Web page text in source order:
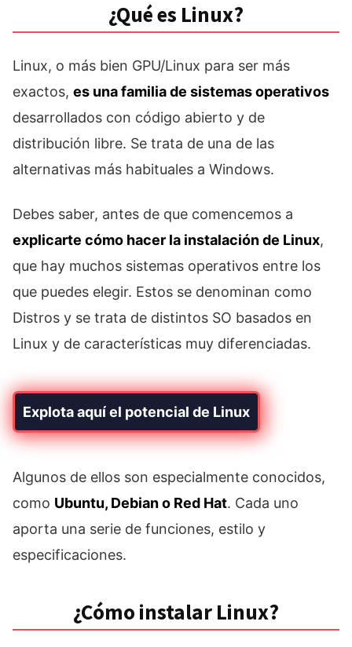
¿Qué es Linux?
Linux, o más bien GPU/Linux para ser más
exactos, es una familia de sistemas operativos
desarrollados con código abierto y de
distribución libre. Se trata de una de las
alternativas más habituales a Windows.
Debes saber, antes de que comencemos a
explicarte cómo hacer la instalación de Linux,
que hay muchos sistemas operativos entre los
que puedes elegir. Estos se denominan como
Distros y se trata de distintos SO basados en
Linux y de características muy diferenciadas.
Explota aquí el potencial de Linux
Algunos de ellos son especialmente conocidos,
como Ubuntu, Debian o Red Hat. Cada uno
aporta una serie de funciones, estilo y
especificaciones.
¿Cómo instalar Linux?